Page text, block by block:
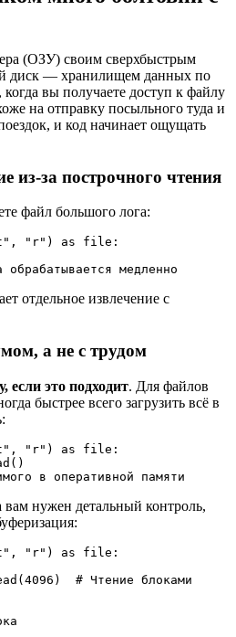
(ОЗУ) своим сверхбыстрым
диск — хранилищем данных по
вы получаете доступ к файлу
на отправку посыльного туда и
и код начинает ощущать
из-за построчного чтения
файл большого лога:
"r") as file:
обрабатывается медленно
отдельное извлечение с
а не с трудом
если это подходит. Для файлов
быстрее всего загрузить всё в
"r") as file:
в оперативной памяти
вам нужен детальный контроль,
"r") as file: